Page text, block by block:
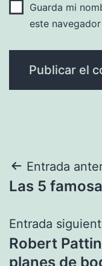
Guarda mi
este
de
entradas
Entrada
Las 5
Entrada
Robert
planes de